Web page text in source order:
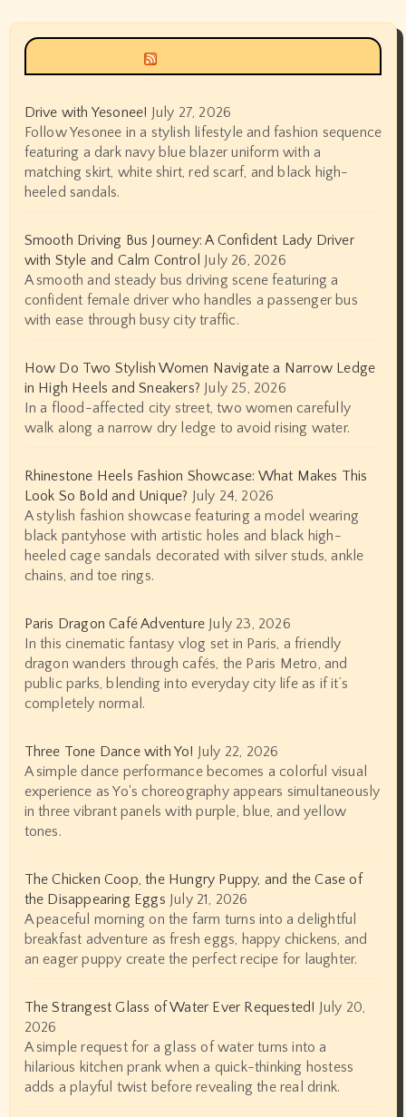
Drive with Yesonee! July 27, 2026
Follow Yesonee in a stylish lifestyle and fashion sequence
featuring a dark navy blue blazer uniform with a
matching skirt, white shirt, red scarf, and black high-
heeled sandals.
Smooth Driving Bus Journey: A Confident Lady Driver
with Style and Calm Control July 26, 2026
A smooth and steady bus driving scene featuring a
confident female driver who handles a passenger bus
with ease through busy city traffic.
How Do Two Stylish Women Navigate a Narrow Ledge
in High Heels and Sneakers? July 25, 2026
In a flood-affected city street, two women carefully
walk along a narrow dry ledge to avoid rising water.
Rhinestone Heels Fashion Showcase: What Makes This
Look So Bold and Unique? July 24, 2026
A stylish fashion showcase featuring a model wearing
black pantyhose with artistic holes and black high-
heeled cage sandals decorated with silver studs, ankle
chains, and toe rings.
Paris Dragon Café Adventure July 23, 2026
In this cinematic fantasy vlog set in Paris, a friendly
dragon wanders through cafés, the Paris Metro, and
public parks, blending into everyday city life as if it’s
completely normal.
Three Tone Dance with Yo! July 22, 2026
A simple dance performance becomes a colorful visual
experience as Yo's choreography appears simultaneously
in three vibrant panels with purple, blue, and yellow
tones.
The Chicken Coop, the Hungry Puppy, and the Case of
the Disappearing Eggs July 21, 2026
A peaceful morning on the farm turns into a delightful
breakfast adventure as fresh eggs, happy chickens, and
an eager puppy create the perfect recipe for laughter.
The Strangest Glass of Water Ever Requested! July 20,
2026
A simple request for a glass of water turns into a
hilarious kitchen prank when a quick-thinking hostess
adds a playful twist before revealing the real drink.